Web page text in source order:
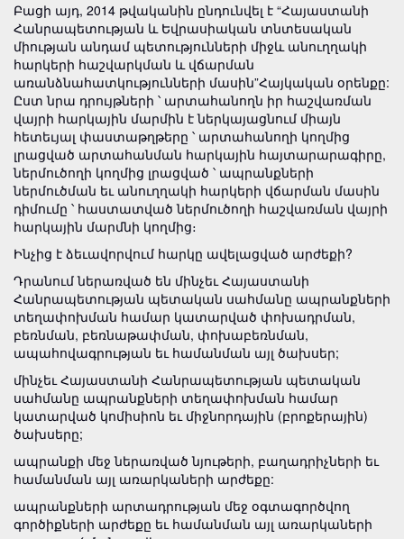
Բացի այդ, 2014 թվականին ընդունվել է “Հայաստանի
Հանրապետության և Եվրասիական տնտեսական
միության անդամ պետությունների միջև անուղղակի
հարկերի հաշվարկման և վճարման
առանձնահատկությունների մասին”Հայկական օրենքը:
Ըստ նրա դրույթների ՝ արտահանողն իր հաշվառման
վայրի հարկային մարմին է ներկայացնում միայն
հետեւյալ փաստաթղթերը ՝ արտահանողի կողմից
լրացված արտահանման հարկային հայտարարագիրը,
ներմուծողի կողմից լրացված ՝ ապրանքների
ներմուծման եւ անուղղակի հարկերի վճարման մասին
դիմումը ՝ հաստատված ներմուծողի հաշվառման վայրի
հարկային մարմնի կողմից։
Ինչից է ձեւավորվում հարկը ավելացված արժեքի?
Դրանում ներառված են մինչեւ Հայաստանի
Հանրապետության պետական սահմանը ապրանքների
տեղափոխման համար կատարված փոխադրման,
բեռնման, բեռնաթափման, փոխաբեռնման,
ապահովագրության եւ համանման այլ ծախսեր;
մինչեւ Հայաստանի Հանրապետության պետական
սահմանը ապրանքների տեղափոխման համար
կատարված կոմիսիոն եւ միջնորդային (բրոքերային)
ծախսերը;
ապրանքի մեջ ներառված նյութերի, բաղադրիչների եւ
համանման այլ առարկաների արժեքը:
ապրանքների արտադրության մեջ օգտագործվող
գործիքների արժեքը եւ համանման այլ առարկաների